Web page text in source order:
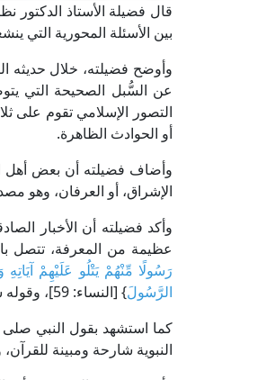
قال فضيلة الأستاذ الدكتور
بين الأسئلة المحورية التي
عن السُّبل الصحيحة التي
التصور الإسلامي تقوم على
أو الحوادث الظاهرة.
وأضاف فضيلته أن بعض أهل
الإشراق، أو العرفان، وهو
وأكد فضيلته أن الأخبار
عظيمة من المعرفة، تتصل
رَسُولًا مِّنْهُمْ يَتْلُو عَلَيْهِمْ
الرَّسُولَ} [النساء: 59]، وقوله سبحانه: {
كما استشهد بقول النبي صلى
النبوية شارحة ومبينة